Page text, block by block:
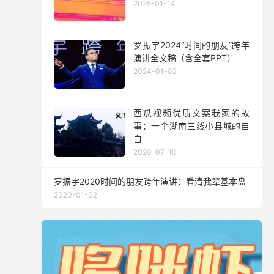
2025-01-14
罗振宇2024“时间的朋友”跨年
演讲全文稿（含全套PPT）
2024-01-02
西瓜视频优质文案我家的故
事：一个湖南三线小县城的自
白
2020-07-10
罗振宇2020时间的朋友跨年演讲：看清我辈基本盘
2020-01-02